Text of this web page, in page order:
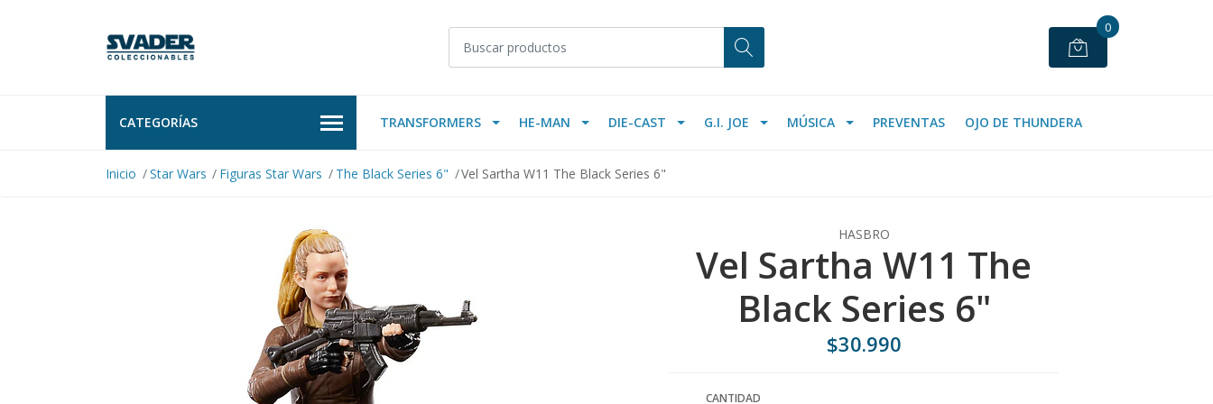
0
CATEGORÍAS TRANSFORMERS HE-MAN DIE-CAST G.I. JOE MÚSICA PREVENTAS OJO DE THUNDERA
Inicio Star Wars Figuras Star Wars The Black Series 6" Vel Sartha W11 The Black Series 6"
HASBRO
Vel Sartha W11 The
Black Series 6"
$30.990
CANTIDAD